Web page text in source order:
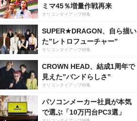
ミマ45％増量作戦再来
オリコンタイアップ特集
SUPER★DRAGON、自ら描い
た”レトロフューチャー”
オリコンタイアップ特集
CROWN HEAD、結成1周年で
見えた”バンドらしさ”
オリコンタイアップ特集
パソコンメーカー社員が本気
で選ぶ「10万円台PC3選」